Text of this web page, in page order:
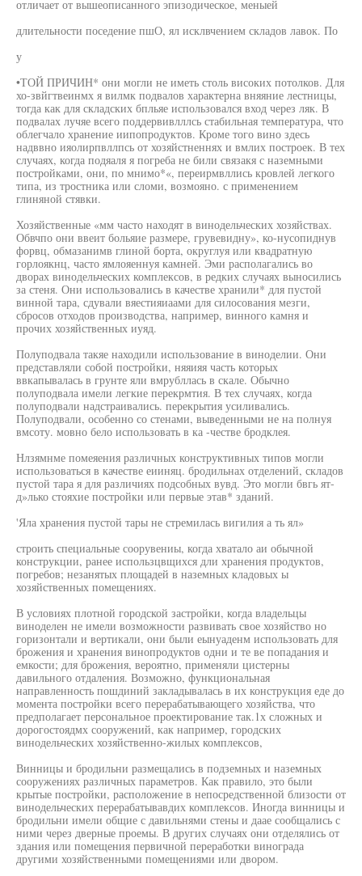
отличает от вышеописанного эпизодическое, меныей
длительности поседение пшО, ял исклвчением складов лавок. По
у
•ТОЙ ПРИЧИН* они могли не иметь столь високих потолков. Для
хо-звйгтвеинмх я вилмк подвалов характерна вняяние лестницы,
тогда как для складских бпльяе использовался вход через ляк. В
подвалах лучяе всего поддервивлллсь стабильная температура, что
облегчало хранение иипопродуктов. Кроме того вино здесь
надввно ияолирпвллпсь от хозяйстненнях и вмлих построек. В тех
случаях, когда подяаля я погреба не били связакя с наземными
постройками, они, по мнимо*«, переирмвллись кровлей легкого
типа, из тростника или сломи, возмояно. с применением
глиняной стявки.
Хозяйственные «мм часто находят в винодельческих хозяйствах.
Обвчпо они ввеит больяие размере, грувевидну», ко-нусопиднув
форвц, обмазанимв глиной борта, округлуя или квадратную
горлоякнц, часто ямлояеннуя камней. Эми располагались во
дворах винодельческих комплексов, в редких случаях выносились
за стеня. Они использовались в качестве хранили* для пустой
винной тара, сдували вяестияиаами для силосования мезги,
сбросов отходов производства, например, винного камня и
прочих хозяйственных иуяд.
Полуподвала такяе находили использование в виноделии. Они
представляли собой постройки, няяияя часть которых
ввкапывалась в грунте яли вмрубллась в скале. Обычно
полуподвала имели легкие перекрмтия. В тех случаях, когда
полуподвали надстраивались. перекрытия усиливались.
Полуподвали, особенно со стенами, выведенными не на полнуя
вмсоту. мовно бело использовать в ка -честве бродклея.
Нлзямнме помеяения различных конструктивных типов могли
использоваться в качестве еииняц. бродильнах отделений, складов
пустой тара я для различиях подсобных вувд. Это могли бвгь ят-
д»лько стояхие постройки или первые этав* зданий.
'Яла хранения пустой тары не стремилась вигилия а ть ял»
строить специальные соорувениы, когда хватало аи обычной
конструкции, ранее использцвщихся дли хранения продуктов,
погребов; незанятых площадей в наземных кладовых ы
хозяйственных помещениях.
В условиях плотной городской застройки, когда владельцы
виноделен не имели возможности развивать свое хозяйство но
горизонтали и вертикали, они были еынуаденм использовать для
брожения и хранения винопродуктов одни и те ве попадания и
емкости; для брожения, вероятно, применяли цистерны
давильного отдаления. Возможно, функциональная
направленность пошдиний закладывалась в их конструкция еде до
момента постройки всего перерабатывающего хозяйства, что
предполагает персональное проектирование так.1х сложных и
дорогостоядмх сооружений, как например, городских
винодельческих хозяйственно-жилых комплексов,
Винницы и бродильни размещались в подземных и наземных
сооружениях различных параметров. Как правило, это были
крытые постройки, расположение в непосредственной близости от
винодельческих перерабатывавдих комплексов. Иногда винницы и
бродильни имели общие с давильнями стены и даае сообщались с
ними через дверные проемы. В других случаях они отделялись от
здания или помещения первичной переработки винограда
другими хозяйственными помещениями или двором.